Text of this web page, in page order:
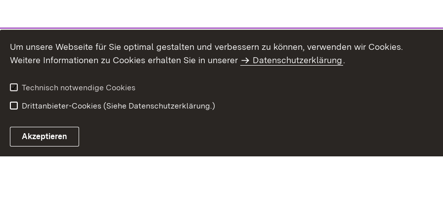
Um unsere Webseite für Sie optimal gestalten und verbessern zu können, verwenden wir Cookies.
Weitere Informationen zu Cookies erhalten Sie in unserer
Datenschutzerklärung.
Technisch notwendige Cookies
Drittanbieter-Cookies (Siehe Datenschutzerklärung.)
Akzeptieren